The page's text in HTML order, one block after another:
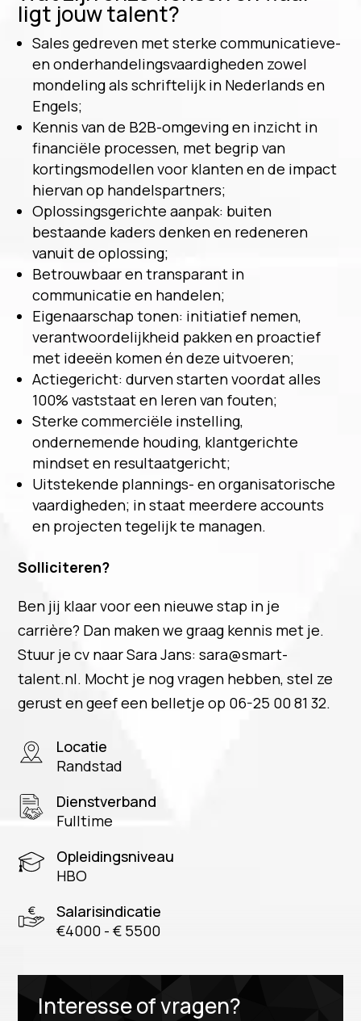
ligt jouw talent?
Sales gedreven met sterke communicatieve-
en onderhandelingsvaardigheden zowel
mondeling als schriftelijk in Nederlands en
Engels;
Kennis van de B2B-omgeving en inzicht in
financiële processen, met begrip van
kortingsmodellen voor klanten en de impact
hiervan op handelspartners;
Oplossingsgerichte aanpak: buiten
bestaande kaders denken en redeneren
vanuit de oplossing;
Betrouwbaar en transparant in
communicatie en handelen;
Eigenaarschap tonen: initiatief nemen,
verantwoordelijkheid pakken en proactief
met ideeën komen én deze uitvoeren;
Actiegericht: durven starten voordat alles
100% vaststaat en leren van fouten;
Sterke commerciële instelling,
ondernemende houding, klantgerichte
mindset en resultaatgericht;
Uitstekende plannings- en organisatorische
vaardigheden; in staat meerdere accounts
en projecten tegelijk te managen.
Solliciteren?
Ben jij klaar voor een nieuwe stap in je
carrière? Dan maken we graag kennis met je.
Stuur je cv naar Sara Jans: sara@smart-
talent.nl. Mocht je nog vragen hebben, stel ze
gerust en geef een belletje op 06-25 00 81 32.
Locatie
Randstad
Dienstverband
Fulltime
Opleidingsniveau
HBO
Salarisindicatie
€4000 - € 5500
Interesse of vragen?